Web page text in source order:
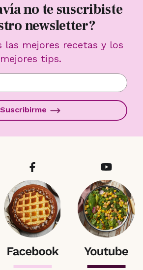
no te suscribiste
newsletter?
las mejores recetas y los
mejores tips.
Suscribirme